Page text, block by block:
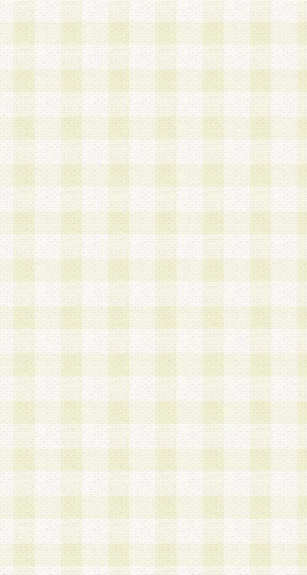
a.本サービスの実施または運営
b.本サービスに係る謝礼、景品、調査サンプル品
c.会員からの電話、メール等の問い合わせなどへ
d.その他これらに付随する業務
2.当社は、会員個人を識別することのできる情報
会員情報を本人の承諾なく第三者に開示すること
人を識別できる情報について第三者に開示または
社は事前に会員本人の同意を得るものとします。
3.前項の定めに拘わらず、当社は、以下の目的に
意を 得ることなく、会員個人を識別できる情報
づき選定した委託業者に対して当社の責任におい
できるものとします。な お、当社は、当該委託
契約を締結しこれを遵守させるとともに、本規約
の注意をもって当該情報を使用させるものとし ま
a.本サービスに係る謝礼、景品、調査サンプル品
b.会員からの電話、メール等の問い合わせなどへ
c.モバイルリサーチ、またはグループ形式による
実施もしくは運営
d.その他これらに付随する業務
4.会員は、住所、電話番号その他の登録情報につ
合は、速やかに当社所定の変更手続きを行うもの
5.当社は、必要と認めた場合、会員に対して、電
手段により登録情報の対象者が会員登録者本人で
の内容が正確であること、アンケートの回答内容
うことができるものとます。
6.会員は、会員登録後当社が定期的に行う登録情
して、当社指定の期間内に更新手続きを行うもの
該期間内に更新手続きを行わない場合、その時点
発行したポイントは失効されるものとします。